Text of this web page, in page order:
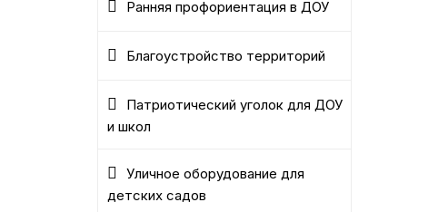
Ранняя профориентация в ДОУ
Благоустройство территорий
Патриотический уголок для ДОУ
и школ
Уличное оборудование для
детских садов